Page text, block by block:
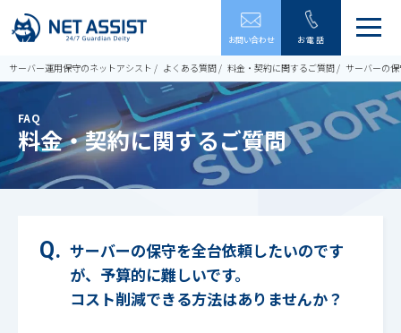
お問い合わせ お電話
メ
ュ
ー
を
開
閉
サーバー運用保守のネットアシスト よくある質問 料金・契約に関するご質問 サーバーの
FAQ
料金・契約に関するご質問
サーバーの保守を全台依頼したいのです
が、予算的に難しいです。
コスト削減できる方法はありませんか？